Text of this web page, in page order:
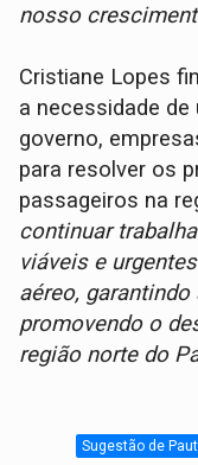
nosso
Cristiane Lopes
a necessidade
governo,
para resolver os
passageiros na
continuar
viáveis e
aéreo,
promovendo o
região norte do
Sugestão de